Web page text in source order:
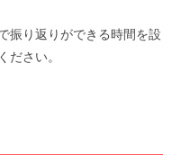
振り返りができる時間を設
ださい。